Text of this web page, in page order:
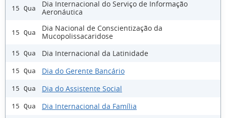
15 Qua
Dia Internacional do Serviço de Informação
Aeronáutica
15 Qua
Dia Nacional de Conscientização da
Mucopolissacaridose
15 Qua Dia Internacional da Latinidade
15 Qua Dia do Gerente Bancário
15 Qua Dia do Assistente Social
15 Qua Dia Internacional da Família